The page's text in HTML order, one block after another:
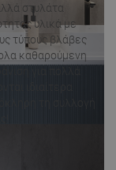
στυλάτα
υλικά με
τύπους βλάβες
καθαρούμενη
για πολλά
ιδιαίτερα
τη συλλογή